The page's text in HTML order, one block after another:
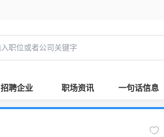
招聘企业 职场资讯 一句话信息